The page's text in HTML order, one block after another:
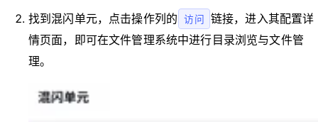
找到混闪单元，点击操作列的 访问
链接，进入其配置详
情页面，即可在文件管理系统中进行目录浏览与文件管
理。